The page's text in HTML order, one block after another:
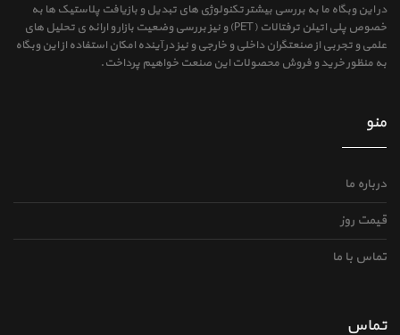
در این وبگاه ما به بررسی بیشتر تکنولوژی های تبدیل و بازیافت پلاستیک ها به
خصوص پلی اتیلن ترفتالات (PET) و نیز بررسی وضعیت بازار و ارائه ی تحلیل های
علمی و تجربی از صنعتگران داخلی و خارجی و نیز در آینده امکان استفاده از این وبگاه
به منظور خرید و فروش محصولات این صنعت خواهیم پرداخت.
منو
درباره ما
قیمت روز
تماس با ما
تماس